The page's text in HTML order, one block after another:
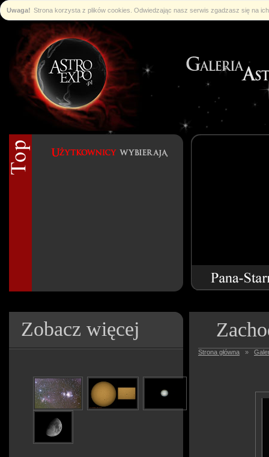
Uwaga! Strona korzysta z plików cookies. Odwiedzając nasz serwis zgadzasz się na
Zobacz więcej
Strona główna »